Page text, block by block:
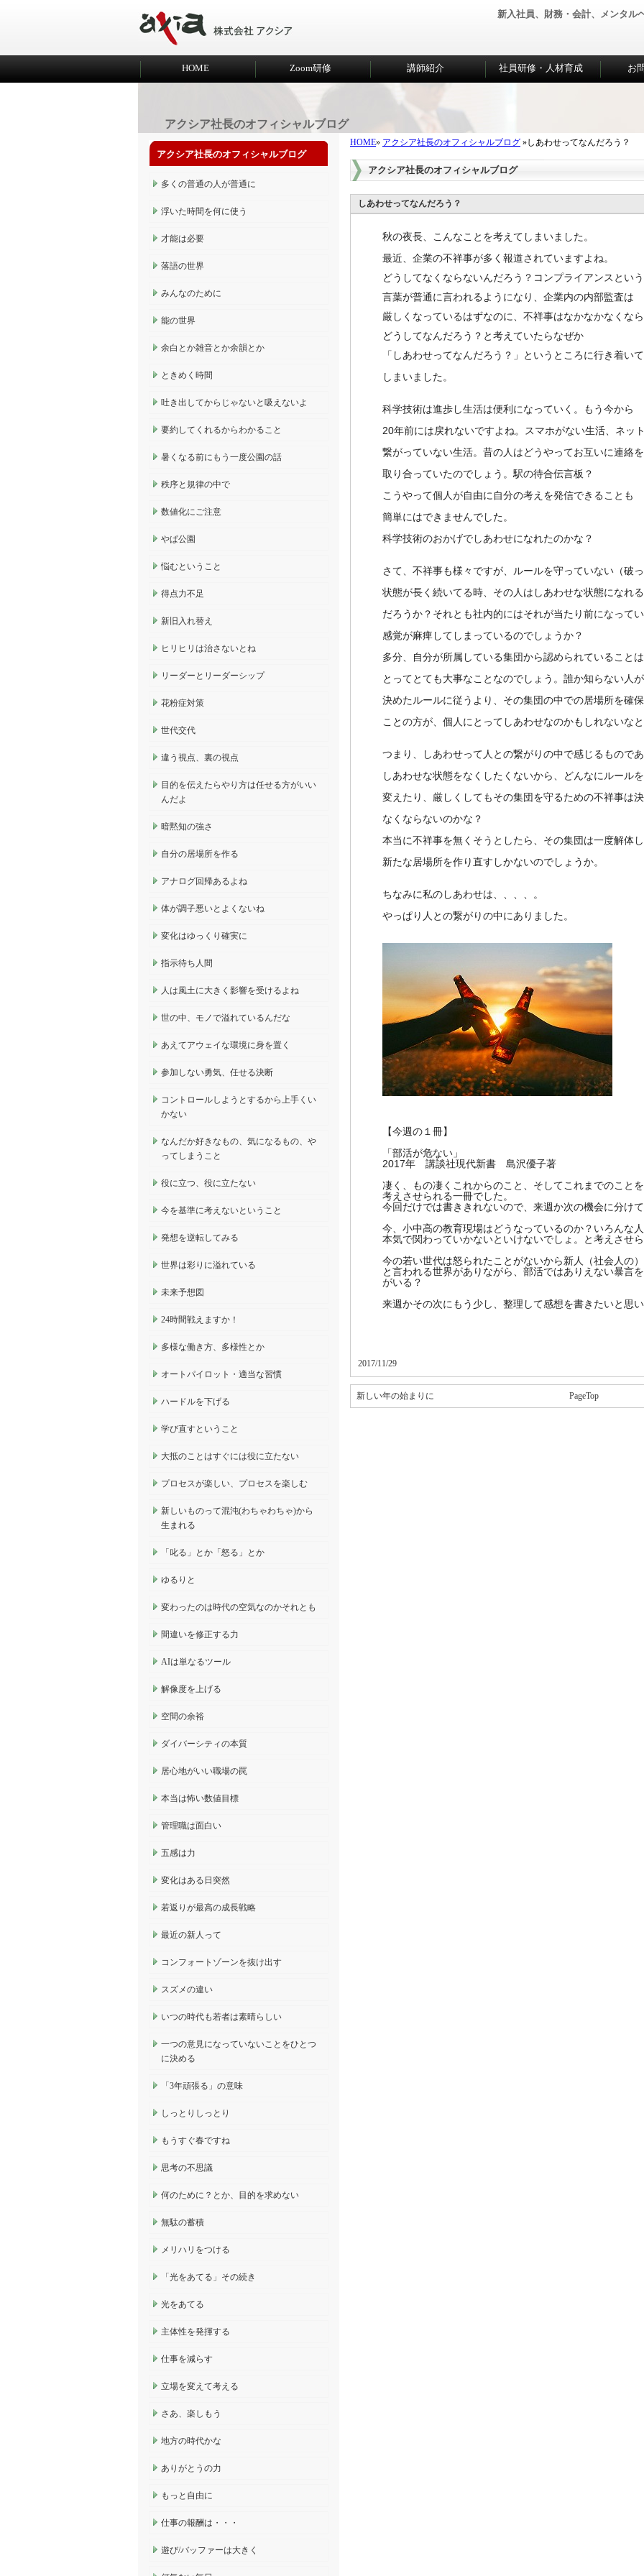
新入社員、財務・会計、メンタ
HOME Zoom研修 講師紹介 社員研修・人材育成 お
アクシア社長のオフィシャルブログ
HOME» アクシア社長のオフィシャルブログ »しあわせってなんだろう？
アクシア社長のオフィシャルブログ
しあわせってなんだろう？
秋の夜長、こんなことを考えてしまいました。
最近、企業の不祥事が多く報道されていますよね。
どうしてなくならないんだろう？コンプライアンスという
言葉が普通に言われるようになり、企業内の内部監査は
厳しくなっているはずなのに、不祥事はなかなかなくなら
どうしてなんだろう？と考えていたらなぜか
「しあわせってなんだろう？」というところに行き着いて
しまいました。
科学技術は進歩し生活は便利になっていく。もう今から
20年前には戻れないですよね。スマホがない生活、ネッ
繋がっていない生活。昔の人はどうやってお互いに連絡を
取り合っていたのでしょう。駅の待合伝言板？
こうやって個人が自由に自分の考えを発信できることも
簡単にはできませんでした。
科学技術のおかげでしあわせになれたのかな？
さて、不祥事も様々ですが、ルールを守っていない（破っ
状態が長く続いてる時、その人はしあわせな状態になれ
だろうか？それとも社内的にはそれが当たり前になって
感覚が麻痺してしまっているのでしょうか？
多分、自分が所属している集団から認められていること
とってとても大事なことなのでしょう。誰か知らない人が
決めたルールに従うより、その集団の中での居場所を確
ことの方が、個人にとってしあわせなのかもしれないなと
つまり、しあわせって人との繋がりの中で感じるもので
しあわせな状態をなくしたくないから、どんなにルールを
変えたり、厳しくしてもその集団を守るための不祥事は
なくならないのかな？
本当に不祥事を無くそうとしたら、その集団は一度解体し
新たな居場所を作り直すしかないのでしょうか。
ちなみに私のしあわせは、、、、。
やっぱり人との繋がりの中にありました。
【今週の１冊】
「部活が危ない」
2017年 講談社現代新書 島沢優子著
凄く、もの凄くこれからのこと、そしてこれまでのことを
考えさせられる一冊でした。
今回だけでは書ききれないので、 来週か次の機会に分けて
今、小中高の教育現場はどうなっているのか？ いろんな
本気で関わっていかないといけないでしょ。
と考えさせ
今の若い世代は怒られたことがないから新人（社会人の）
と言われる世界がありながら、 部活ではありえない暴言
がいる？
来週かその次にもう少し、整理して感想を書きたいと思い
2017/11/29
新しい年の始まりに PageTop
アクシア社長のオフィシャルブログ
多くの普通の人が普通に
浮いた時間を何に使う
才能は必要
落語の世界
みんなのために
能の世界
余白とか雑音とか余韻とか
ときめく時間
吐き出してからじゃないと吸えないよ
要約してくれるからわかること
暑くなる前にもう一度公園の話
秩序と規律の中で
数値化にご注意
やぱ公園
悩むということ
得点力不足
新旧入れ替え
ヒリヒリは治さないとね
リーダーとリーダーシップ
花粉症対策
世代交代
違う視点、裏の視点
目的を伝えたらやり方は任せる方がいい
んだよ
暗黙知の強さ
自分の居場所を作る
アナログ回帰あるよね
体が調子悪いとよくないね
変化はゆっくり確実に
指示待ち人間
人は風土に大きく影響を受けるよね
世の中、モノで溢れているんだな
あえてアウェイな環境に身を置く
参加しない勇気、任せる決断
コントロールしようとするから上手くい
かない
なんだか好きなもの、気になるもの、や
ってしまうこと
役に立つ、役に立たない
今を基準に考えないということ
発想を逆転してみる
世界は彩りに溢れている
未来予想図
24時間戦えますか！
多様な働き方、多様性とか
オートパイロット・適当な習慣
ハードルを下げる
学び直すということ
大抵のことはすぐには役に立たない
プロセスが楽しい、プロセスを楽しむ
新しいものって混沌(わちゃわちゃ)から
生まれる
「叱る」とか「怒る」とか
ゆるりと
変わったのは時代の空気なのかそれとも
間違いを修正する力
AIは単なるツール
解像度を上げる
空間の余裕
ダイバーシティの本質
居心地がいい職場の罠
本当は怖い数値目標
管理職は面白い
五感は力
変化はある日突然
若返りが最高の成長戦略
最近の新人って
コンフォートゾーンを抜け出す
スズメの違い
いつの時代も若者は素晴らしい
一つの意見になっていないことをひとつ
に決める
「3年頑張る」の意味
しっとりしっとり
もうすぐ春ですね
思考の不思議
何のために？とか、目的を求めない
無駄の蓄積
メリハリをつける
「光をあてる」その続き
光をあてる
主体性を発揮する
仕事を減らす
立場を変えて考える
さあ、楽しもう
地方の時代かな
ありがとうの力
もっと自由に
仕事の報酬は・・・
遊び/バッファーは大きく